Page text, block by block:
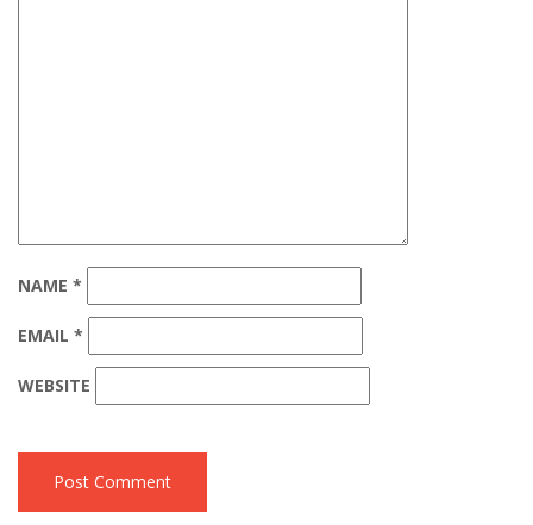
NAME *
EMAIL *
WEBSITE